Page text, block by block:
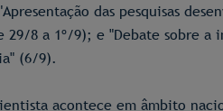
das pesquisas
29/8 a 1º/9); e "Debate sobre a
(6/9).
acontece em âmbito